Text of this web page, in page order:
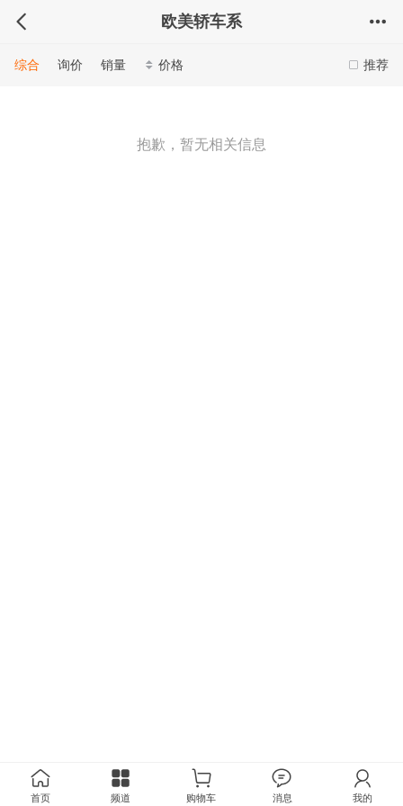
欧美轿车系
推荐
综合 询价 销量 价格
抱歉，暂无相关信息
首页 频道 购物车 消息 我的